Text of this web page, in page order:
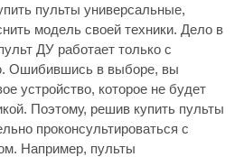
пульты универсальные,
модель своей техники. Дело в
ДУ работает только с
Ошибившись в выборе, вы
устройство, которое не будет
Поэтому, решив купить пульты
проконсультироваться с
Например, пульты